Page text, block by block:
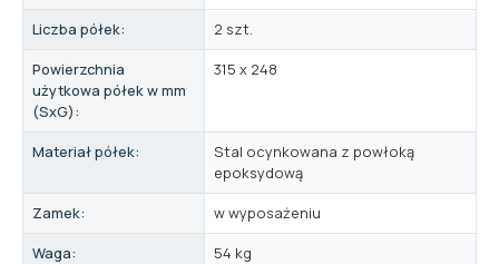
Liczba półek:
2 szt.
Powierzchnia
użytkowa półek w mm
(SxG):
315 x 248
Materiał półek:
Stal ocynkowana z powłoką
epoksydową
Zamek:
w wyposażeniu
Waga:
54 kg